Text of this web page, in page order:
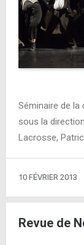
Séminaire de la
sous la
Lacrosse,
10 FÉVRIER 2013
Revue de